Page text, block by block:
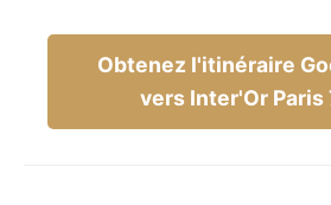
Obtenez l'itinéraire
vers Inter'Or Paris